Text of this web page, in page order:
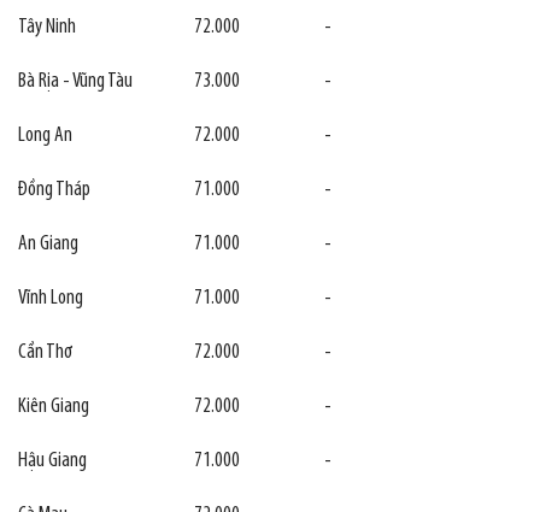
Tây Ninh 72.000 -
Bà Rịa - Vũng Tàu 73.000 -
Long An 72.000 -
Đồng Tháp 71.000 -
An Giang 71.000 -
Vĩnh Long 71.000 -
Cần Thơ 72.000 -
Kiên Giang 72.000 -
Hậu Giang 71.000 -